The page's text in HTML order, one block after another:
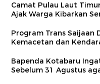
Camat Pulau Laut
Ajak Warga Kibarkan
Program Trans Saijaan
Kemacetan dan
Bapenda Kotabaru
Sebelum 31 Agustus